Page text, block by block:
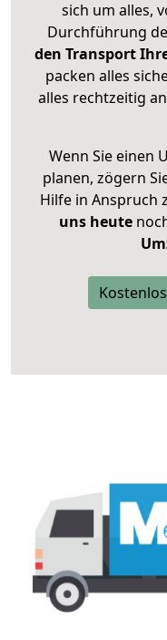
sich um alles,
Durchführung
den Transport
packen alles
alles rechtzeitig
Wenn Sie einen
planen, zögern
Hilfe in Anspruch
uns heute